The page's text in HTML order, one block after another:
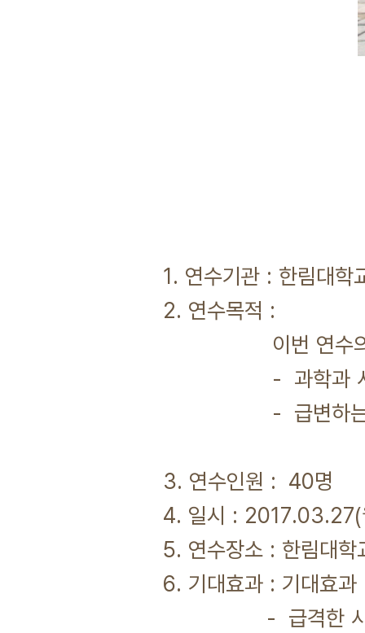
1. 연수기관 : 한림대학
2. 연수목적 :
이번 연수의 주제
- 과학과 사회의
- 급변하는 환경에
3. 연수인원 : 40명
4. 일시 :
5. 연수장소 : 한림대학
6. 기대효과 : 기대효과
- 급격한 사회 변